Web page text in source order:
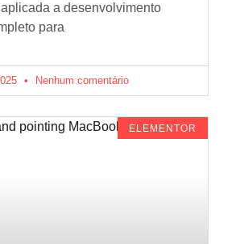
aplicada a desenvolvimento
para
Nenhum comentário
ELEMENTOR